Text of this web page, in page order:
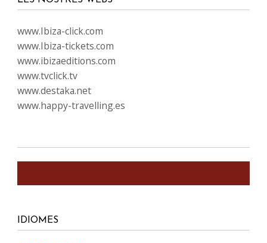
www.Ibiza-click.com
www.Ibiza-tickets.com
www.ibizaeditions.com
www.tvclick.tv
www.destaka.net
www.happy-travelling.es
IDIOMES